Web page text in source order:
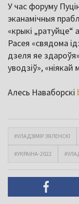
У час форуму
эканамічныя
«крыкі „ратуйце“
Расея «свядома
дзеля яе
уводзіў», «ніякай
Алесь Наваборскі
#УЛАДЗІМІР ЗЯЛЕНСКІ
#УКРАІНА-2022